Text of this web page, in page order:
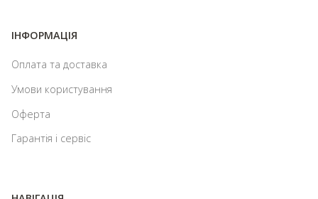
ІНФОРМАЦІЯ
Оплата та доставка
Умови користування
Оферта
Гарантія і сервіс